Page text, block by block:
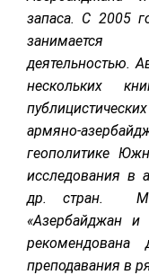
запаса. С 2005
занимается
деятельностью.
нескольких
армяно-
геополитике
исследования в
др. стран.
«Азербайджан и
преподавания в